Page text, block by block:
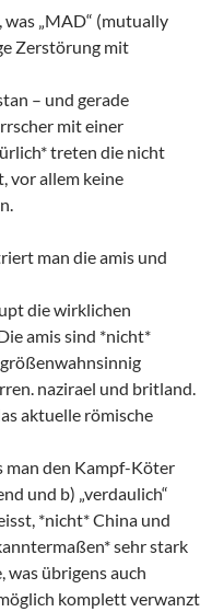
was „MAD“ (mutually
Zerstörung mit
– und gerade
mit einer
treten die nicht
vor allem keine
man die amis und
die wirklichen
amis sind *nicht*
nazirael und britland.
aktuelle römische
man den Kampf-Köter
und b) „verdaulich“
*nicht* China und
sehr stark
was übrigens auch
komplett verwanzt